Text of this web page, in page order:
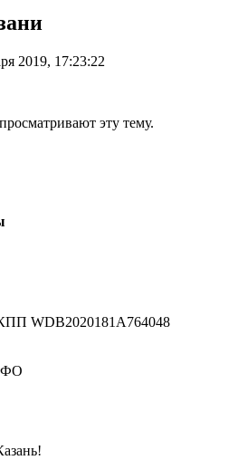
2019, 17:23:22
эту тему.
WDB2020181A764048